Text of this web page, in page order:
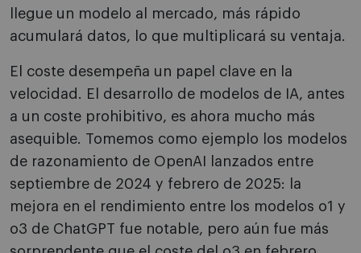
llegue un modelo al mercado, más rápido
acumulará datos, lo que multiplicará su ventaja.
El coste desempeña un papel clave en la
velocidad. El desarrollo de modelos de IA, antes
a un coste prohibitivo, es ahora mucho más
asequible. Tomemos como ejemplo los modelos
de razonamiento de OpenAI lanzados entre
septiembre de 2024 y febrero de 2025: la
mejora en el rendimiento entre los modelos o1 y
o3 de ChatGPT fue notable, pero aún fue más